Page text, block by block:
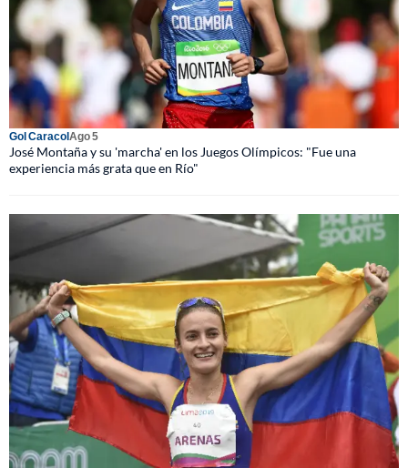
Gol CaracolAgo 5
José Montaña y su 'marcha' en los Juegos Olímpicos: "Fue una
experiencia más grata que en Río"